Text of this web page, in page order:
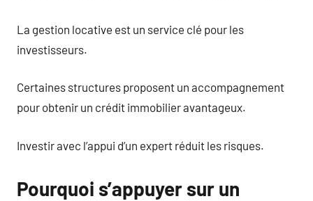
La gestion locative est un service clé pour les
investisseurs.
Certaines structures proposent un accompagnement
pour obtenir un crédit immobilier avantageux.
Investir avec l’appui d’un expert réduit les risques.
Pourquoi s’appuyer sur un